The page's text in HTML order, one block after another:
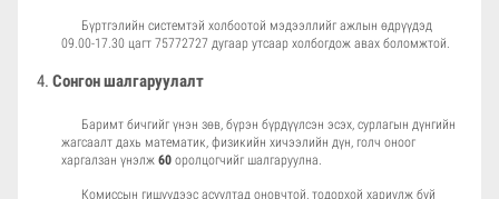
Бүртгэлийн системтэй холбоотой мэдээллийг ажлын өдрүүдэд
09.00-17.30 цагт 75772727 дугаар утсаар холбогдож авах боломжтой.
Сонгон шалгаруулалт
Баримт бичгийг үнэн зөв, бүрэн бүрдүүлсэн эсэх, сурлагын дүнгийн
жагсаалт дахь математик, физикийн хичээлийн дүн, голч оноог
харгалзан үнэлж 60 оролцогчийг шалгаруулна.
Комиссын гишүүдээс асуултад оновчтой, тодорхой хариулж буй